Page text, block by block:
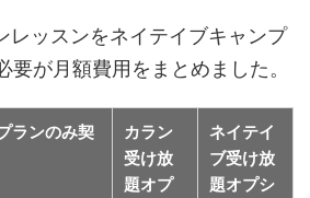
レッスンをネイテイブキャンプ
要が月額費用をまとめました。
ランのみ契
カラン
受け放
題オプ
ネイテイ
ブ受け放
題オプシ